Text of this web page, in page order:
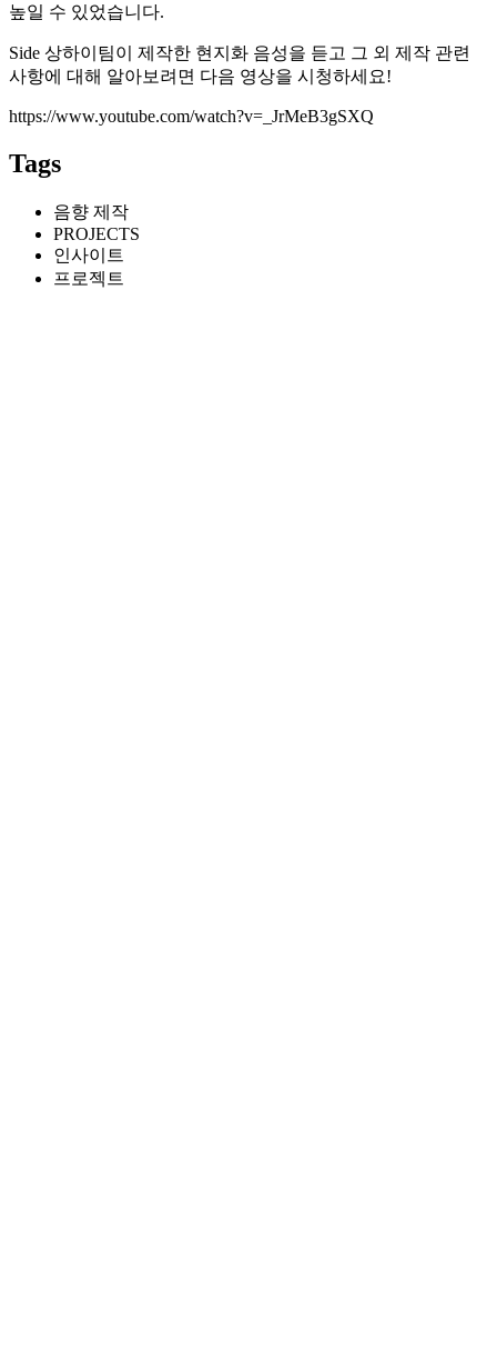
높일 수 있었습니다.
Side 상하이팀이 제작한 현지화 음성을 듣고 그 외 제작 관련
사항에 대해 알아보려면 다음 영상을 시청하세요!
https://www.youtube.com/watch?v=_JrMeB3gSXQ
Tags
음향 제작
PROJECTS
인사이트
프로젝트